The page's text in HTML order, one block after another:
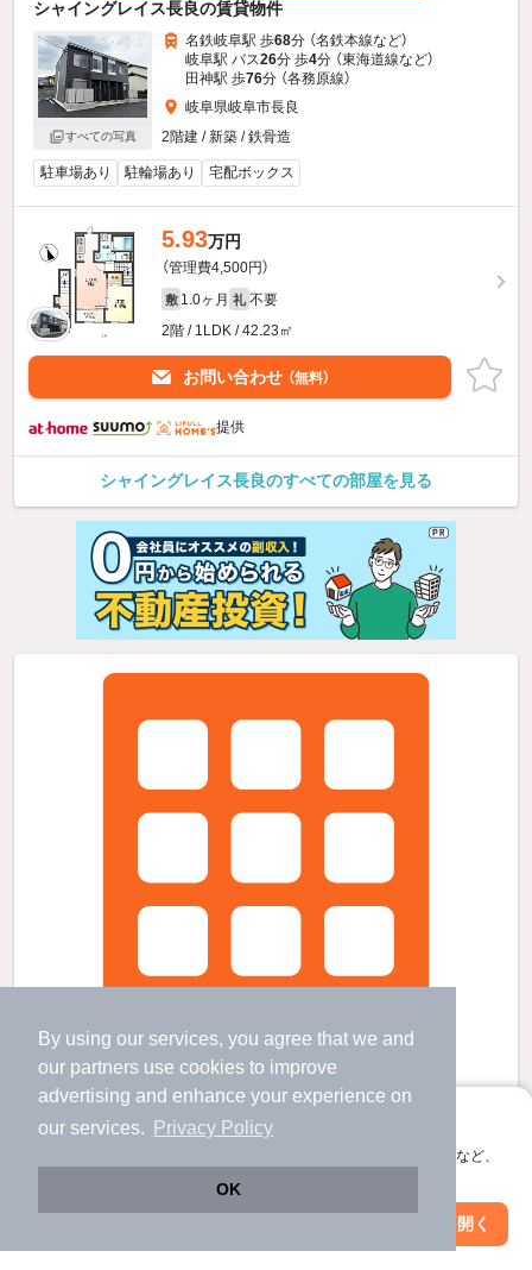
By using our services, you agree that we and
our partners use cookies to improve
advertising and enhance your experience on
our services.
Privacy Policy
OK
アプリに切り替えて、サクサクお部屋探し
会員登録なしですぐ使える。マップ検索やお気に入り保存など、
アプリを開く
シャイングレイス長良の賃貸物件
すべての写真
名鉄岐阜駅 歩68分 （名鉄本線など）
岐阜駅 バス26分 歩4分 （東海道線など）
田神駅 歩76分 （各務原線）
岐阜県岐阜市長良
2階建 / 新築 / 鉄骨造
駐車場あり 駐輪場あり 宅配ボックス
5.93万円
（管理費4,500円）
敷 1.0ヶ月 礼 不要
2階 / 1LDK / 42.23㎡
お問い合わせ （無料）
提供
シャイングレイス長良のすべての部屋を見る
名鉄岐阜駅 歩
岐阜県岐阜市加納鉄砲町４丁目
絞り込み条件を変更